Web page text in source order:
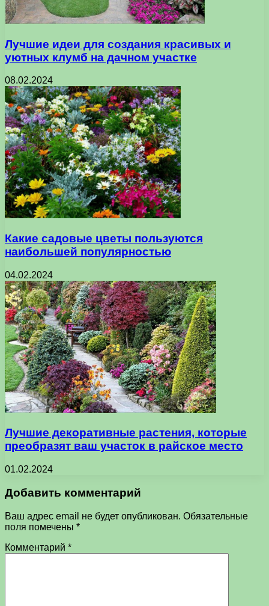
Лучшие идеи для создания красивых и
уютных клумб на дачном участке
08.02.2024
Какие садовые цветы пользуются
наибольшей популярностью
04.02.2024
Лучшие декоративные растения, которые
преобразят ваш участок в райское место
01.02.2024
Добавить комментарий
Ваш адрес email не будет опубликован. Обязательные
поля помечены *
Комментарий *